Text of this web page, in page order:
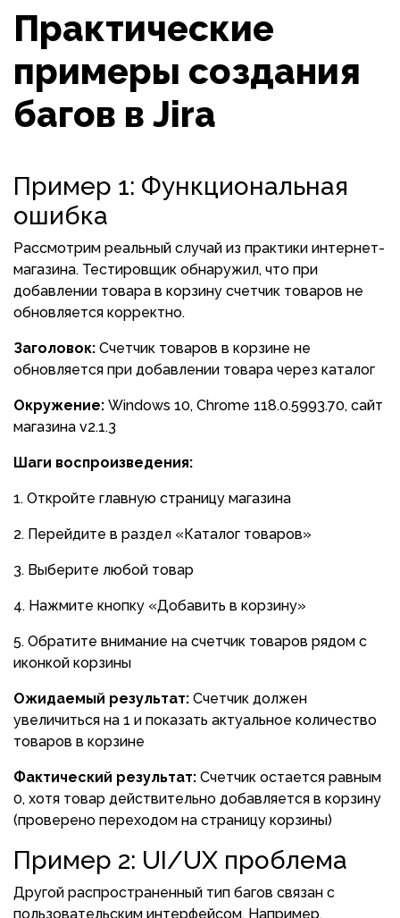
Практические
примеры создания
багов в Jira
Пример 1: Функциональная
ошибка
Рассмотрим реальный случай из практики интернет-
магазина. Тестировщик обнаружил, что при
добавлении товара в корзину счетчик товаров не
обновляется корректно.
Заголовок: Счетчик товаров в корзине не
обновляется при добавлении товара через каталог
Окружение: Windows 10, Chrome 118.0.5993.70, сайт
магазина v2.1.3
Шаги воспроизведения:
Откройте главную страницу магазина
Перейдите в раздел «Каталог товаров»
Выберите любой товар
Нажмите кнопку «Добавить в корзину»
Обратите внимание на счетчик товаров рядом с
иконкой корзины
Ожидаемый результат: Счетчик должен
увеличиться на 1 и показать актуальное количество
товаров в корзине
Фактический результат: Счетчик остается равным
0, хотя товар действительно добавляется в корзину
(проверено переходом на страницу корзины)
Пример 2: UI/UX проблема
Другой распространенный тип багов связан с
пользовательским интерфейсом. Например,